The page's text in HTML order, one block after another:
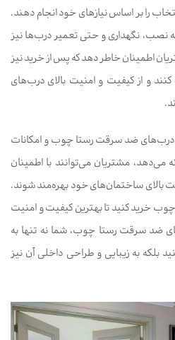
را بر اساس نیازهای خود انجام دهند.
نصب، نگهداری و حتی تعمیر درب‌ها نیز
اطمینان خاطر دهد که پس از خرید نیز
کنند و از کیفیت و امنیت بالای درب‌های
درب‌های ضد سرقت رستا چوب و امکانات
می‌دهد، مشتریان می‌توانند با اطمینان
بالای ساختمان‌های خود بهره‌مند شوند.
چوب خرید کنید تا بهترین کیفیت و امنیت
ضد سرقت رستا چوب، شما نه تنها به
به زیبایی و طراحی داخلی آن نیز